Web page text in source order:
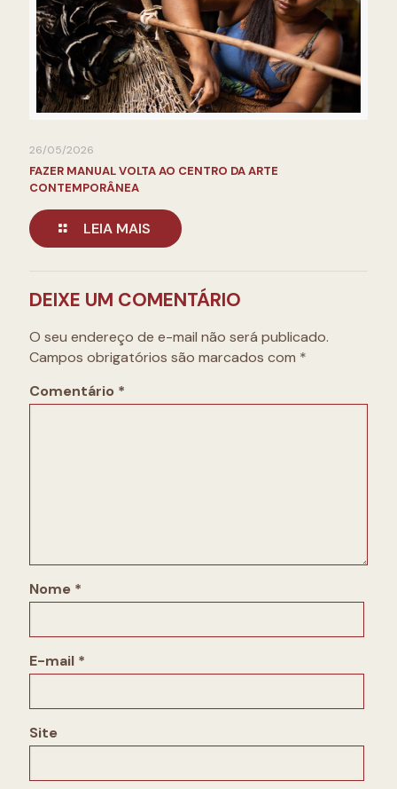
26/05/2026
FAZER MANUAL VOLTA AO CENTRO DA ARTE
CONTEMPORÂNEA
LEIA MAIS
DEIXE UM COMENTÁRIO
O seu endereço de e-mail não será publicado.
Campos obrigatórios são marcados com *
Comentário *
Nome *
E-mail *
Site